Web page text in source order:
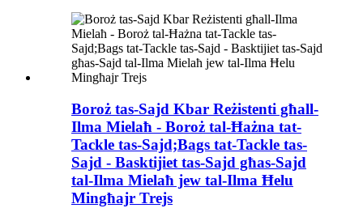
Boroż tas-Sajd Kbar Reżistenti għall-
Ilma Mielaħ - Boroż tal-Ħażna tat-
Tackle tas-Sajd;Bags tat-Tackle tas-
Sajd - Basktijiet tas-Sajd għas-Sajd
tal-Ilma Mielaħ jew tal-Ilma Ħelu
Mingħajr Trejs